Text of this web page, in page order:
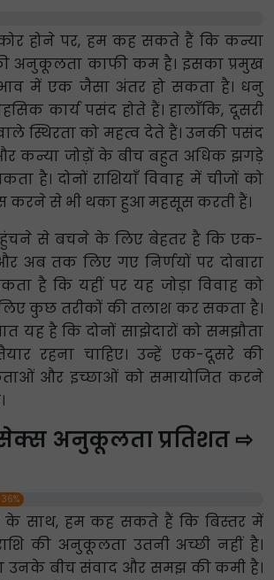
होने पर, हम कह सकते हैं कि कन्या
अनुकूलता काफी कम है। इसका प्रमुख
में एक जैसा अंतर हो सकता है। धनु
कार्य पसंद होते हैं। हालाँकि, दूसरी
स्थिरता को महत्व देते हैं। उनकी पसंद
कन्या जोड़ों के बीच बहुत अधिक झगड़े
है। दोनों राशियाँ विवाह में चीजों को
करने से भी थका हुआ महसूस करती हैं।
से बचने के लिए बेहतर है कि एक-
अब तक लिए गए निर्णयों पर दोबारा
है कि यहीं पर यह जोड़ा विवाह को
कुछ तरीकों की तलाश कर सकता है।
यह है कि दोनों साझेदारों को समझौता
रहना चाहिए। उन्हें एक-दूसरे की
और इच्छाओं को समायोजित करने
अनुकूलता प्रतिशत ⇨
36%
के साथ, हम कह सकते हैं कि बिस्तर में
की अनुकूलता उतनी अच्छी नहीं है।
उनके बीच संवाद और समझ की कमी है।